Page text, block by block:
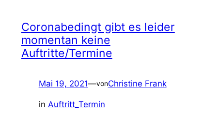
Coronabedingt gibt es leider
momentan keine
Auftritte/Termine
Mai 19, 2021—vonChristine Frank
in Auftritt_Termin